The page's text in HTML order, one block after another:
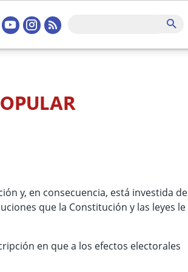
home
y, en consecuencia, está investida de
que la Constitución y las leyes le
en que a los efectos electorales